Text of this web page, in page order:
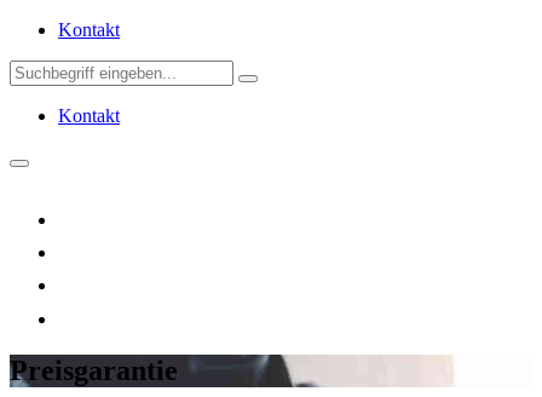
Kontakt
Kontakt
Preisgarantie